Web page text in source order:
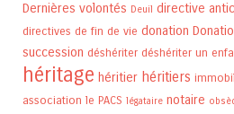
Dernières volontés Deuil directive
directives de fin de vie donation
succession déshériter déshériter un
héritage héritier héritiers
association le PACS légataire notaire